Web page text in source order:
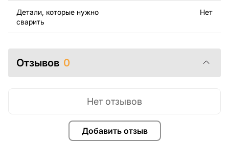
помочь.
Детали, которые нужно
сварить
Нет
Отзывов 0
Добавить отзыв
Нет отзывов